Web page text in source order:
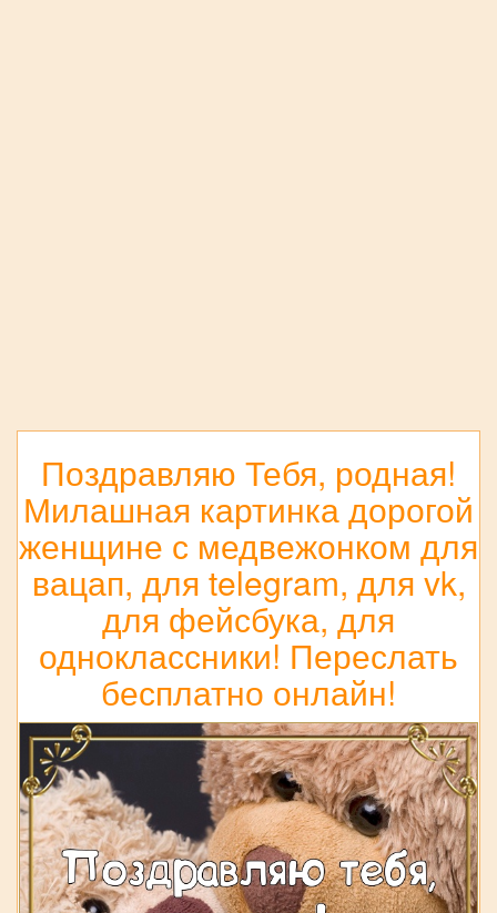
Поздравляю Тебя, родная!
Милашная картинка дорогой
женщине с медвежонком для
вацап, для telegram, для vk,
для фейсбука, для
одноклассники! Переслать
бесплатно онлайн!